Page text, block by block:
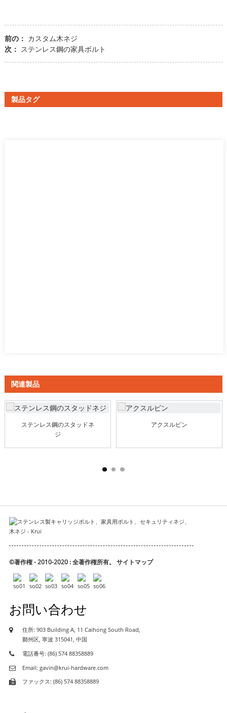
前の： カスタム木ネジ
次： ステンレス鋼の家具ボルト
製品タグ
関連製品
ステンレス鋼のスタッドネ
ジ
アクスルピン
©著作権 - 2010-2020 : 全著作権所有。 サイトマップ
お問い合わせ
住所: 903 Building A, 11 Caihong South Road,
鄞州区, 寧波 315041, 中国
電話番号: (86) 574 88358889
Email: gavin@krui-hardware.com
ファックス: (86) 574 88358889